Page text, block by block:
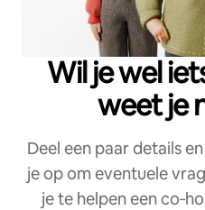
Wil je wel
weet je
Deel een paar details
je op om eventuele
je te helpen een